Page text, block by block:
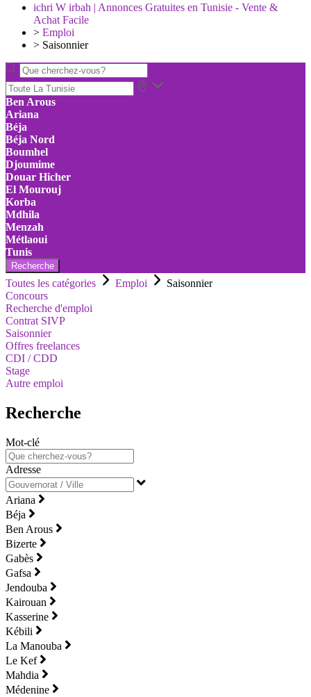
ichri W irbah | Annonces Gratuites en Tunisie - Vente &
Achat Facile
> Emploi
> Saisonnier
Ben Arous
Ariana
Béja
Béja Nord
Boumhel
Djoumime
Douar Hicher
El Mourouj
Korba
Mdhila
Menzah
Métlaoui
Tunis
Recherche
Toutes les catégories Emploi
Saisonnier
Concours
Recherche d'emploi
Contrat SIVP
Saisonnier
Offres freelances
CDI / CDD
Stage
Autre emploi
Recherche
Mot-clé
Adresse
Ariana
Béja
Ben Arous
Bizerte
Gabès
Gafsa
Jendouba
Kairouan
Kasserine
Kébili
La Manouba
Le Kef
Mahdia
Médenine